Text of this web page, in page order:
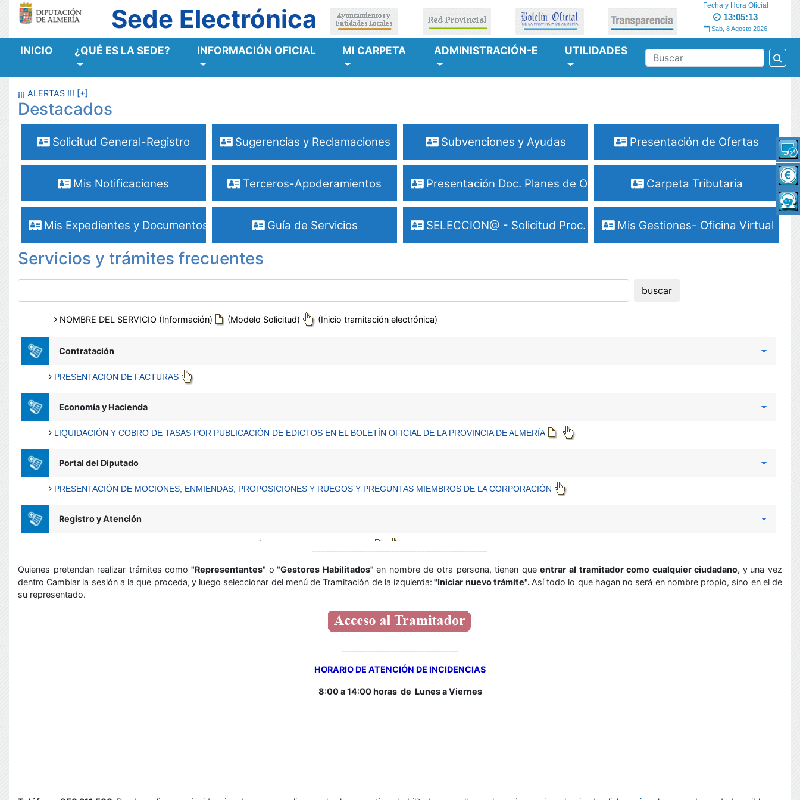
Sede Electrónica Fecha y Hora Oficial
13:05:14
Sab, 8 Agosto 2026
MENÚ RESPONSIVE
INICIO ¿QUÉ ES LA SEDE? INFORMACIÓN OFICIAL MI CARPETA ADMINISTRACIÓN-E UTILIDADES
BUSCAR
¡¡¡ ALERTAS !!! [+]
Destacados
Solicitud General-Registro Sugerencias y Reclamaciones Subvenciones y Ayudas Presentación de Ofertas
Mis Notificaciones Terceros-Apoderamientos Presentación Doc. Planes de Obras y Serv.Carpeta Tributaria
Mis Expedientes y Documentos Guía de Servicios SELECCION@ - Solicitud Proc. SelectivosMis Gestiones- Oficina Virtual
Servicios y trámites frecuentes
Quienes pretendan realizar trámites como "Representantes" o "Gestores Habilitados"en nombre de otra persona, tienen queentrar al tramitador como cualquier ciudadano, y una vez
dentro Cambiar la sesión a la que proceda, y luego seleccionar del menú de Tramitación de la izquierda: "Iniciar nuevo trámite". Así todo lo que hagan no será en nombre propio, sino en el de
su representado.
HORARIO DE ATENCIÓN DE INCIDENCIAS
8:00 a 14:00 horas de Lunes a Viernes